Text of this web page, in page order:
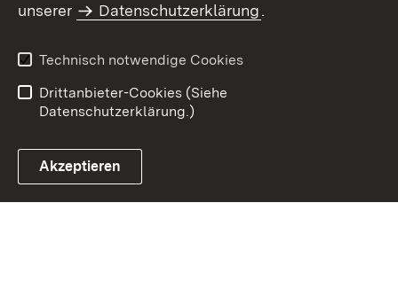
Benutzungshinweise
Erklärung zur
unserer
Datenschutzerklärung.
Technisch notwendige Cookies
Drittanbieter-Cookies (Siehe
Datenschutzerklärung.)
Akzeptieren